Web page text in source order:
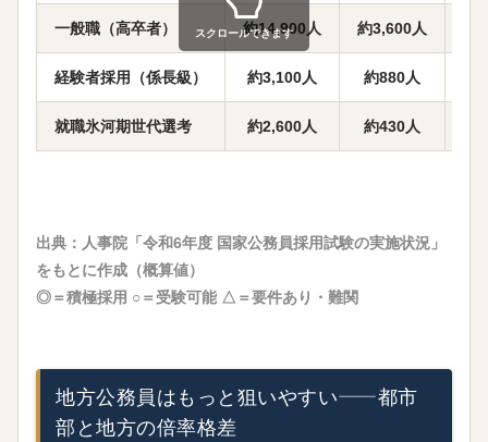
一般職（高卒者） 約14,900人 約3,600人
経験者採用（係長級） 約3,100人 約880人
就職氷河期世代選考 約2,600人 約430人
スクロールできます
出典：人事院「令和6年度 国家公務員採用試験の実施状況」
をもとに作成（概算値）
◎＝積極採用 ○＝受験可能 △＝要件あり・難関
地方公務員はもっと狙いやすい——都市
部と地方の倍率格差